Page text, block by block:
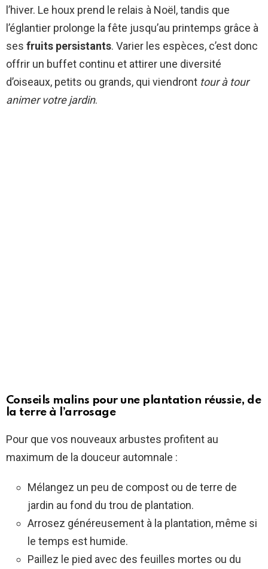
l’hiver. Le houx prend le relais à Noël, tandis que
l’églantier prolonge la fête jusqu’au printemps grâce à
ses fruits persistants. Varier les espèces, c’est donc
offrir un buffet continu et attirer une diversité
d’oiseaux, petits ou grands, qui viendront tour à tour
animer votre jardin.
Conseils malins pour une plantation réussie, de
la terre à l’arrosage
Pour que vos nouveaux arbustes profitent au
maximum de la douceur automnale :
Mélangez un peu de compost ou de terre de
jardin au fond du trou de plantation.
Arrosez généreusement à la plantation, même si
le temps est humide.
Paillez le pied avec des feuilles mortes ou du